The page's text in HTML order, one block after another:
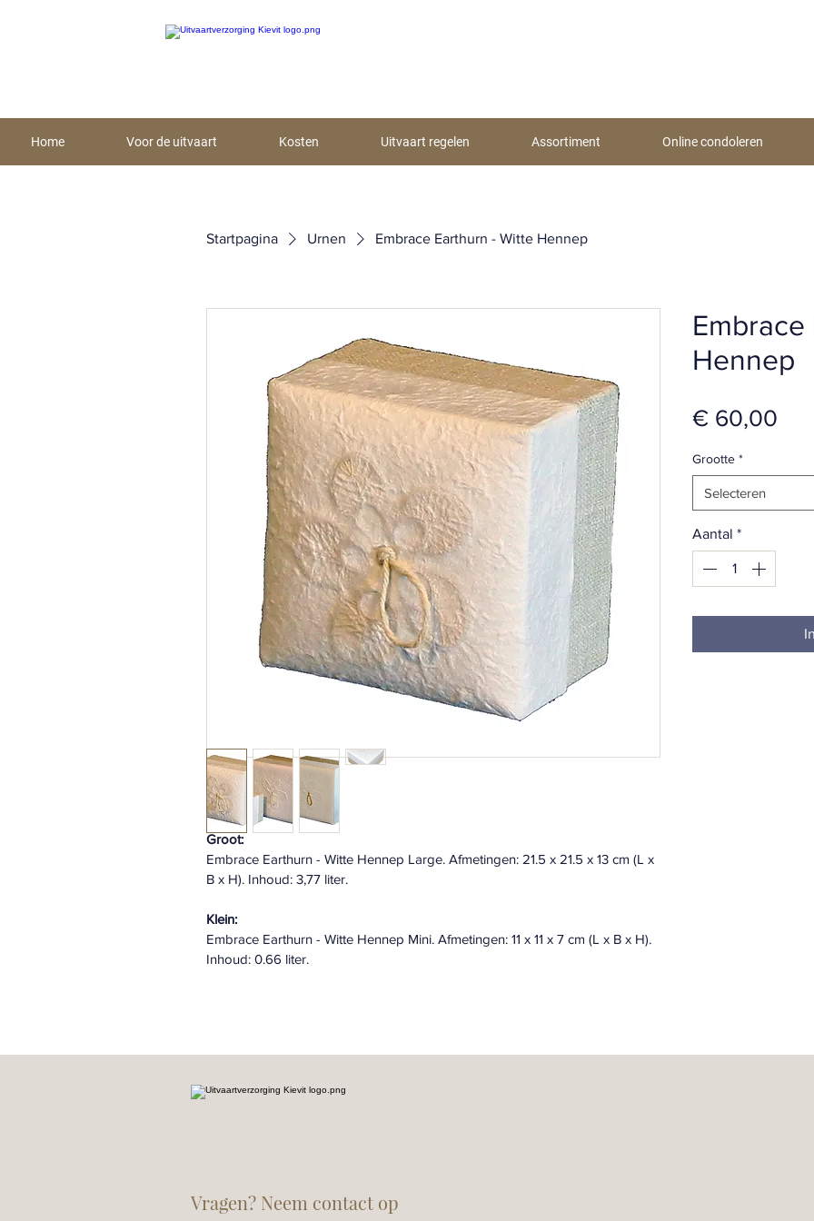
Home Voor de uitvaart Kosten Uitvaart regelen Assortiment Online condoleren
Startpagina Urnen Embrace Earthurn - Witte Hennep
Groot:
Embrace Earthurn - Witte Hennep Large. Afmetingen: 21.5 x 21.5 x 13 cm (L x
B x H). Inhoud: 3,77 liter.
Klein:
Embrace Earthurn - Witte Hennep Mini. Afmetingen: 11 x 11 x 7 cm (L x B x H).
Inhoud: 0.66 liter.
Embrace
Hennep
€ 60,00
Grootte *
Selecteren
Aantal *
Vragen? Neem contact op